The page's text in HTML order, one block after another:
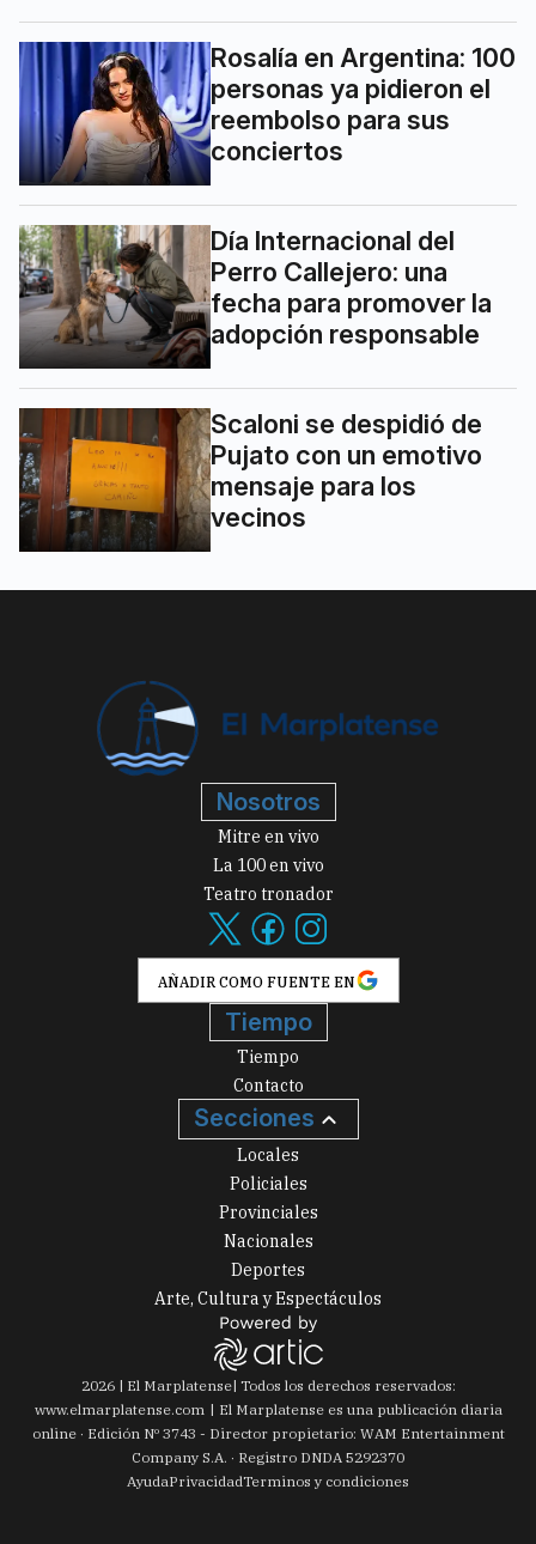
Rosalía en Argentina: 100
personas ya pidieron el
reembolso para sus
conciertos
Día Internacional del
Perro Callejero: una
fecha para promover la
adopción responsable
Scaloni se despidió de
Pujato con un emotivo
mensaje para los
vecinos
Nosotros
Mitre en vivo
La 100 en vivo
Teatro tronador
AÑADIR COMO FUENTE EN
Tiempo
Tiempo
Contacto
Secciones
Locales
Policiales
Provinciales
Nacionales
Deportes
Arte, Cultura y Espectáculos
2026| El Marplatense| Todos los derechos reservados:
www.elmarplatense.com
El Marplatense es una publicación diaria
online · Edición Nº 3743 - Director propietario: WAM Entertainment
Company S.A. · Registro DNDA 5292370
AyudaPrivacidadTerminos y condiciones